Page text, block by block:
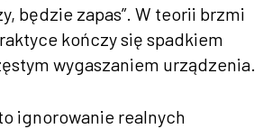
będzie zapas”. W teorii brzmi
kończy się spadkiem
wygaszaniem urządzenia.
ignorowanie realnych